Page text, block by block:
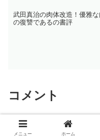
武田真治の肉体改造！優雅
の復讐であるの書評
コメント
ひーこさん より:
メニュー ホーム